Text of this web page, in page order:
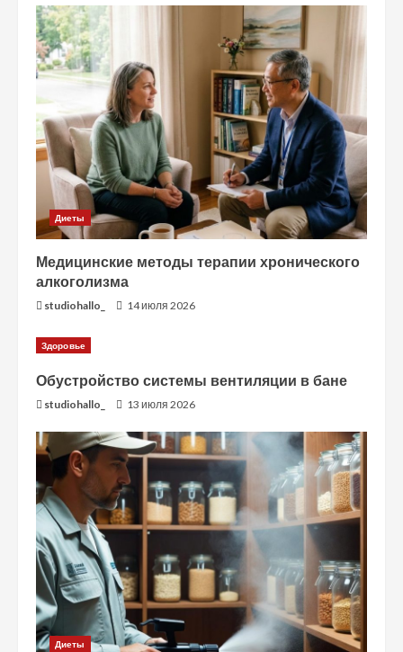
Диеты
Медицинские методы терапии хронического
алкоголизма
studiohallo_ 14 июля 2026
Здоровье
Обустройство системы вентиляции в бане
studiohallo_ 13 июля 2026
Диеты